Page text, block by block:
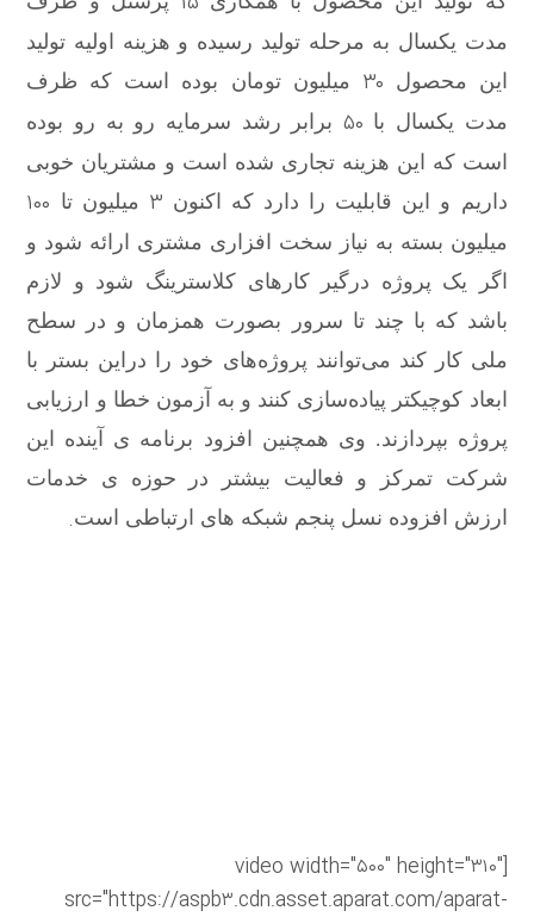
مدت یکسال به مرحله تولید رسیده و هزینه اولیه تولید
این محصول ۳۰ میلیون تومان بوده است که ظرف
مدت یکسال با ۵۰ برابر رشد سرمایه رو به رو بوده
است که این هزینه تجاری شده است و مشتریان خوبی
داریم و این قابلیت را دارد که اکنون ۳ میلیون تا ۱۰۰
میلیون بسته به نیاز سخت افزاری مشتری ارائه شود و
اگر یک پروژه درگیر کارهای کلاسترینگ شود و لازم
باشد که با چند تا سرور بصورت همزمان و در سطح
ملی کار کند می‌توانند پروژه‌های خود را دراین بستر با
ابعاد کوچیکتر پیاده‌سازی کنند و به آزمون خطا و ارزیابی
پروژه بپردازند. وی همچنین افزود برنامه ی آینده این
شرکت تمرکز و فعالیت بیشتر در حوزه ی خدمات
ارزش افزوده نسل پنجم شبکه های ارتباطی است.
[video width="۵۰۰" height="۳۱۰"
src="https://aspb۳.cdn.asset.aparat.com/aparat-